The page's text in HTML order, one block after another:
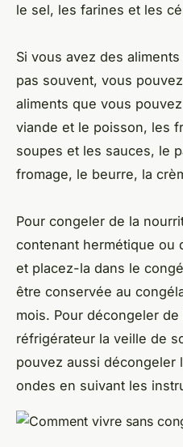
le sel, les farines et les
Si vous avez des
pas souvent, vous
aliments que vous
viande et le poisson, les
soupes et les sauces, le
fromage, le beurre, la
Pour congeler de la
contenant hermétique ou
et placez-la dans le
être conservée au
mois. Pour décongeler
réfrigérateur la veille de
pouvez aussi décongeler
ondes en suivant les